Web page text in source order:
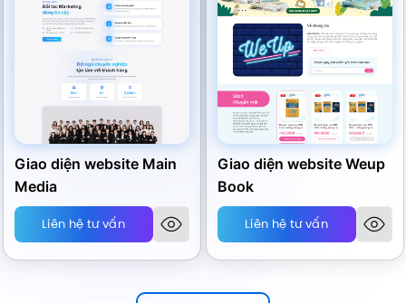
Giao diện website Main
Media
Liên hệ tư vấn
Giao diện website Weup
Book
Liên hệ tư vấn